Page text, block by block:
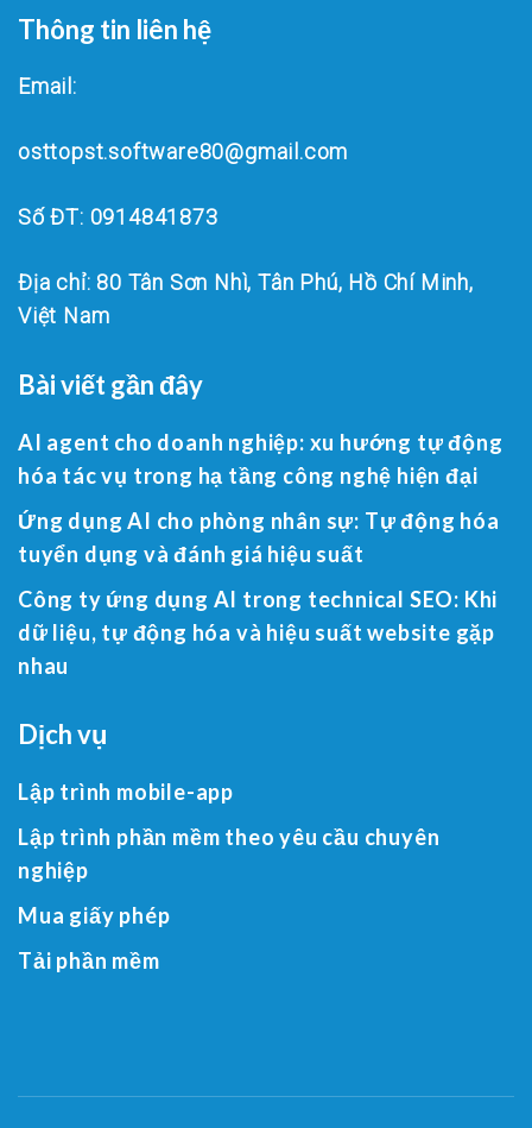
Thông tin liên hệ
Email:
osttopst.software80@gmail.com
Số ĐT: 0914841873
Địa chỉ: 80 Tân Sơn Nhì, Tân Phú, Hồ Chí Minh,
Việt Nam
Bài viết gần đây
AI agent cho doanh nghiệp: xu hướng tự động
hóa tác vụ trong hạ tầng công nghệ hiện đại
Ứng dụng AI cho phòng nhân sự: Tự động hóa
tuyển dụng và đánh giá hiệu suất
Công ty ứng dụng AI trong technical SEO: Khi
dữ liệu, tự động hóa và hiệu suất website gặp
nhau
Dịch vụ
Lập trình mobile-app
Lập trình phần mềm theo yêu cầu chuyên
nghiệp
Mua giấy phép
Tải phần mềm